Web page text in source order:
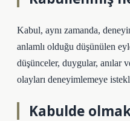
Kabul, aynı zamanda,
anlamlı olduğu düşünülen
düşünceler, duygular, anılar
olayları deneyimlemeye
Kabulde